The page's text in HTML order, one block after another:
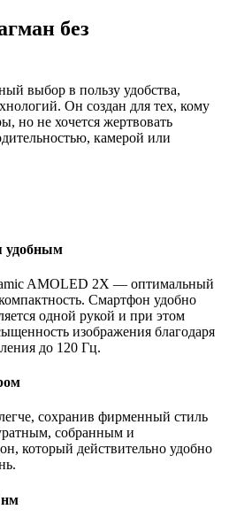
без
выбор в пользу удобства,
Он создан для тех, кому
но не хочется жертвовать
камерой или
удобным
AMOLED 2X — оптимальный
Смартфон удобно
одной рукой и при этом
изображения благодаря
до 120 Гц.
сохранив фирменный стиль
собранным и
который действительно удобно